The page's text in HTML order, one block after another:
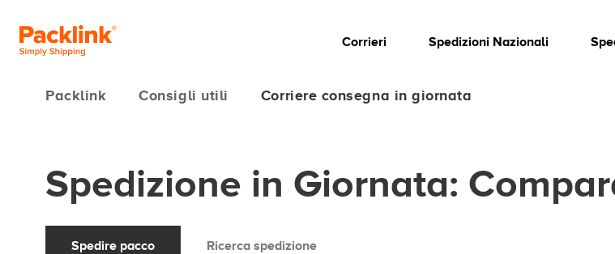
Corrieri Spedizioni Nazionali
Packlink Consigli utili Corriere consegna in giornata
Spedizione in Giornata:
Spedire pacco Ricerca spedizione